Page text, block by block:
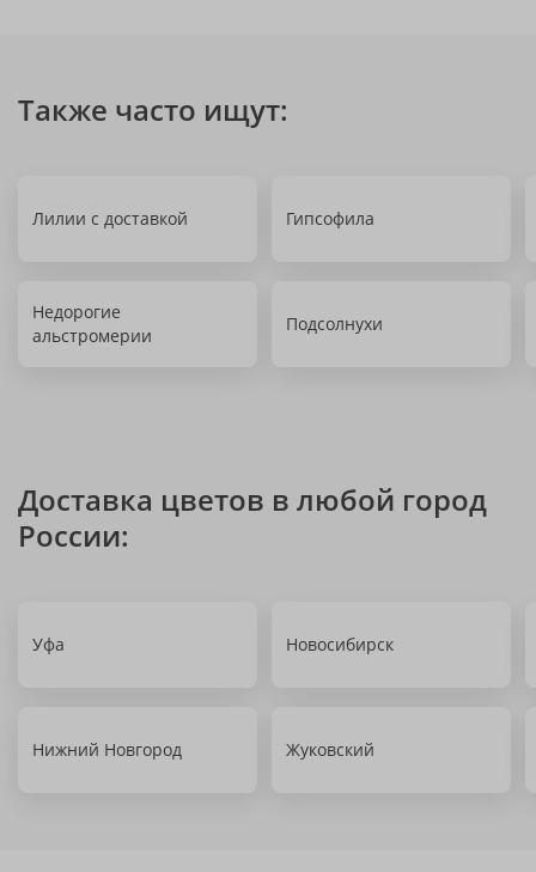
Также часто ищут:
Лилии с доставкой Гипсофила
Недорогие
альстромерии
Подсолнухи
Доставка цветов в любой город
России:
Уфа Новосибирск
Нижний Новгород Жуковский